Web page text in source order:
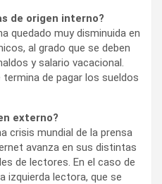
de origen interno?
quedado muy disminuida en
al grado que se deben
y salario vacacional.
de pagar los sueldos
externo?
crisis mundial de la prensa
avanza en sus distintas
de lectores. En el caso de
izquierda lectora, que se